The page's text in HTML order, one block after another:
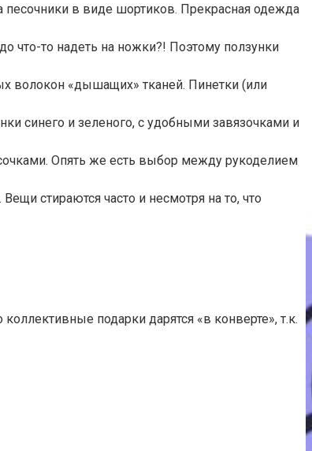
песочники в виде шортиков. Прекрасная одежда
что-то надеть на ножки?! Поэтому ползунки
волокон «дышащих» тканей. Пинетки (или
синего и зеленого, с удобными завязочками и
Опять же есть выбор между рукоделием
стираются часто и несмотря на то, что
подарки дарятся «в конверте», т.к.